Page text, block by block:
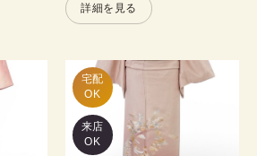
詳細を見る
宅配
OK
来店
OK